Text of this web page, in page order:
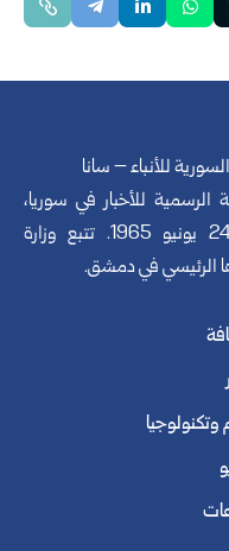
للأنباء – سانا
الرسمية للأخبار في سوريا،
تأسست في 24 يونيو 1965. تتبع وزارة
الرئيسي في دمشق.
وتكنولوجيا